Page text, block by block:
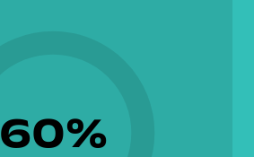
60%